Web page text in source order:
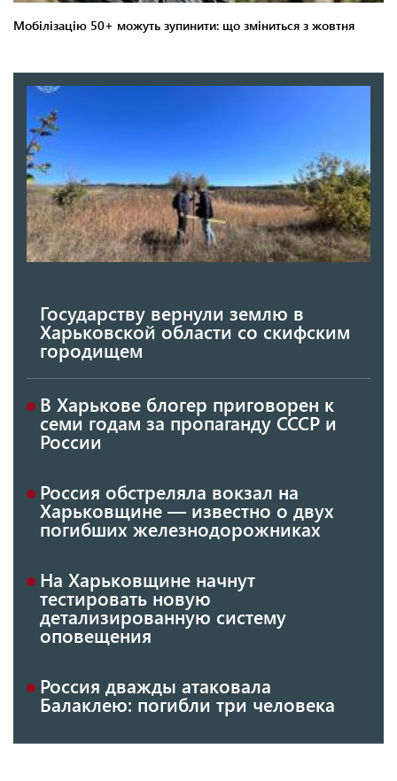
Государству вернули землю в
Харьковской области со скифским
городищем
В Харькове блогер приговорен к
семи годам за пропаганду СССР и
России
Россия обстреляла вокзал на
Харьковщине — известно о двух
погибших железнодорожниках
На Харьковщине начнут
тестировать новую
детализированную систему
оповещения
Россия дважды атаковала
Балаклею: погибли три человека